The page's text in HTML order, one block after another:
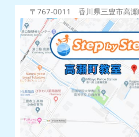
〒767-0011 香川県三豊市高瀬